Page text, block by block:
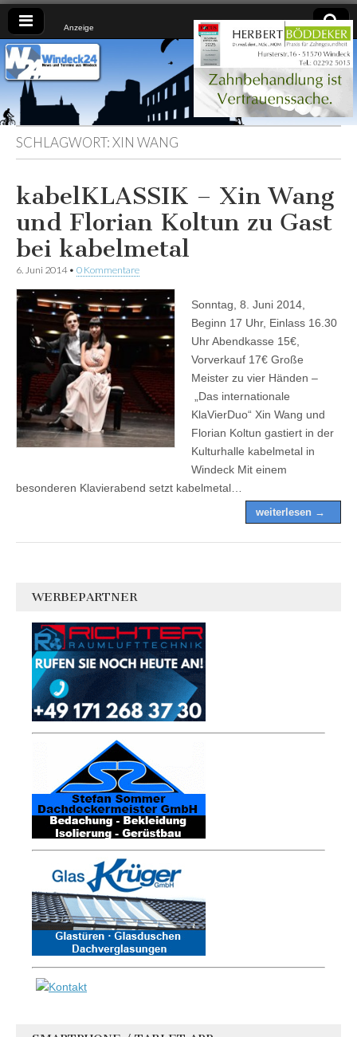
Anzeige
Windeck24
Nachrichten
aus dem
Ländchen
für das
Ländchen
SCHLAGWORT:XIN WANG
kabelKLASSIK – Xin Wang
und Florian Koltun zu Gast
bei kabelmetal
6. Juni 2014• 0 Kommentare
Sonntag, 8. Juni 2014,
Beginn 17 Uhr, Einlass 16.30
Uhr Abendkasse 15€,
Vorverkauf 17€ Große
Meister zu vier Händen –
„Das internationale
KlaVierDuo“ Xin Wang und
Florian Koltun gastiert in der
Kulturhalle kabelmetal in
Windeck Mit einem
besonderen Klavierabend setzt kabelmetal…
weiterlesen →
WERBEPARTNER